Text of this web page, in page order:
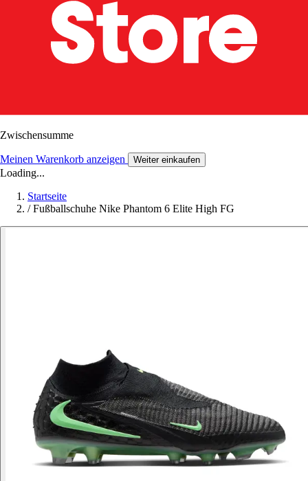
Zwischensumme
Meinen Warenkorb anzeigen Weiter einkaufen
Loading...
Startseite
/ Fußballschuhe Nike Phantom 6 Elite High FG